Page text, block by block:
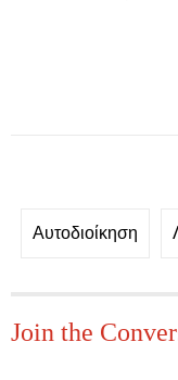
Αυτοδιοίκηση
Join the